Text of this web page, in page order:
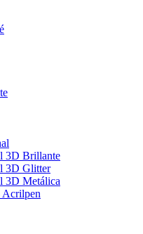
3D Brillante
3D Glitter
3D Metálica
Acrilpen